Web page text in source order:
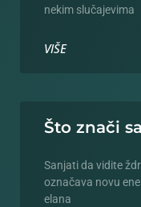
nekim slučajevima
VIŠE
Što znači
Sanjati da vidite
označava novu
elana